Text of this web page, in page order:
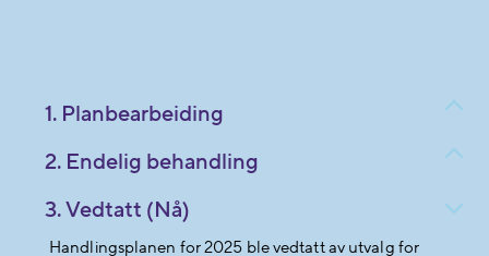
1. Planbearbeiding
2. Endelig behandling
3. Vedtatt (Nå)
Handlingsplanen for 2025 ble vedtatt av utvalg for